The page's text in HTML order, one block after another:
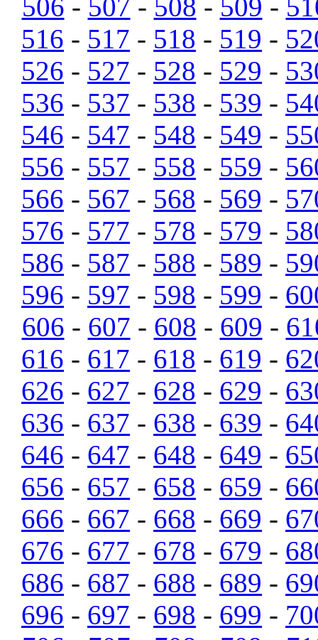
506 - 507 - 508 - 509 -
516 - 517 - 518 - 519 -
526 - 527 - 528 - 529 -
536 - 537 - 538 - 539 -
546 - 547 - 548 - 549 -
556 - 557 - 558 - 559 -
566 - 567 - 568 - 569 -
576 - 577 - 578 - 579 -
586 - 587 - 588 - 589 -
596 - 597 - 598 - 599 -
606 - 607 - 608 - 609 -
616 - 617 - 618 - 619 -
626 - 627 - 628 - 629 -
636 - 637 - 638 - 639 -
646 - 647 - 648 - 649 -
656 - 657 - 658 - 659 -
666 - 667 - 668 - 669 -
676 - 677 - 678 - 679 -
686 - 687 - 688 - 689 -
696 - 697 - 698 - 699 -